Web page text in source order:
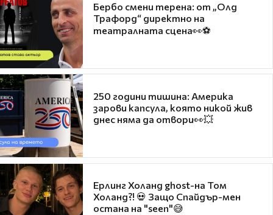
Бербо смени терена: от „Олд
Трафорд“ директно на
театралната сцена👀⚽
250 години тишина: Америка
зарови капсула, която никой жив
днес няма да отвори👀💥
Ерлинг Холанд ghost-на Том
Холанд?! 💀 Защо Спайдър-мен
остана на "seen"😅